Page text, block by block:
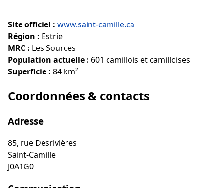
Site officiel : www.saint-camille.ca
Région : Estrie
MRC : Les Sources
Population actuelle : 601 camillois et camilloises
Superficie : 84 km²
Coordonnées & contacts
Adresse
85, rue Desrivières
Saint-Camille
J0A1G0